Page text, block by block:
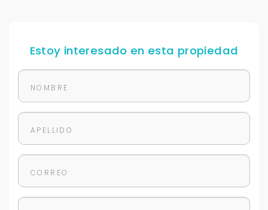
Estoy interesado en esta propiedad